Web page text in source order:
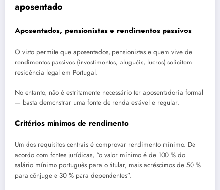
aposentado
Aposentados, pensionistas e rendimentos passivos
O visto permite que aposentados, pensionistas e quem vive de
rendimentos passivos (investimentos, aluguéis, lucros) solicitem
residência legal em Portugal.
No entanto, não é estritamente necessário ter aposentadoria formal
— basta demonstrar uma fonte de renda estável e regular.
Critérios mínimos de rendimento
Um dos requisitos centrais é comprovar rendimento mínimo. De
acordo com fontes jurídicas, “o valor mínimo é de 100 % do
salário mínimo português para o titular, mais acréscimos de 50 %
para cônjuge e 30 % para dependentes”.